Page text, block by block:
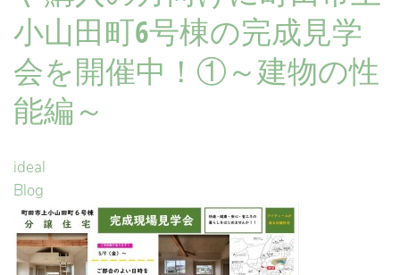
小山田町6号棟の完成見学
会を開催中！①～建物の性
能編～
ideal
Blog